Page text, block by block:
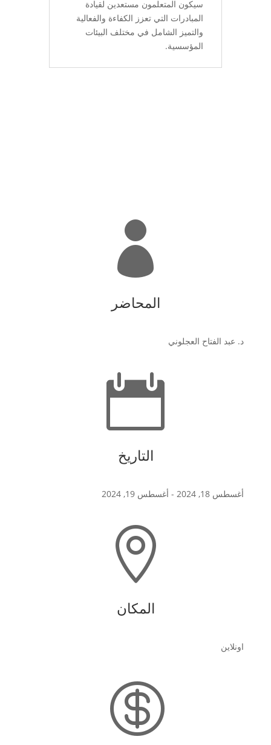
سيكون المتعلمون مستعدين لقيادة
المبادرات التي تعزز الكفاءة والفعالية
والتميز الشامل في مختلف البيئات
المؤسسية.

المحاضر
د. عبد الفتاح العجلوني

التاريخ
أغسطس 18, 2024 - أغسطس 19, 2024

المكان
اونلاين
